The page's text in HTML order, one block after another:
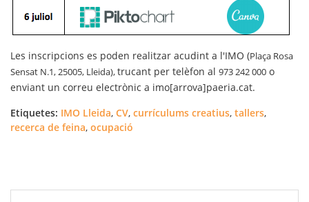
Les inscripcions es poden realitzar acudint a l'IMO (Plaça Rosa
Sensat N.1, 25005, Lleida),trucant per telèfon al 973 242 000 o
enviant un correu electrònic a imo[arrova]paeria.cat.
Etiquetes: IMO Lleida, CV, currículums creatius, tallers,
recerca de feina, ocupació